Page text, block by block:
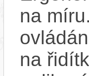
na
na